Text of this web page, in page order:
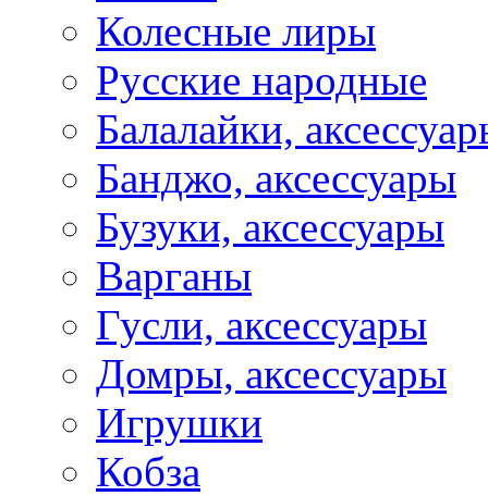
Колесные лиры
Русские народные
Балалайки,
Банджо, аксессуары
Бузуки, аксессуары
Варганы
Гусли, аксессуары
Домры, аксессуары
Игрушки
Кобза